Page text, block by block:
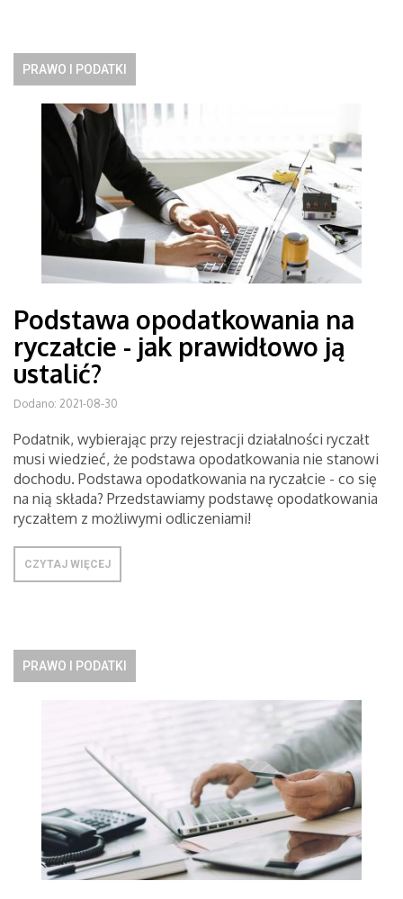
PRAWO I PODATKI
Podstawa opodatkowania na
ryczałcie - jak prawidłowo ją
ustalić?
Dodano: 2021-08-30
Podatnik, wybierając przy rejestracji działalności ryczałt
musi wiedzieć, że podstawa opodatkowania nie stanowi
dochodu. Podstawa opodatkowania na ryczałcie - co się
na nią składa? Przedstawiamy podstawę opodatkowania
ryczałtem z możliwymi odliczeniami!
CZYTAJ WIĘCEJ
PRAWO I PODATKI